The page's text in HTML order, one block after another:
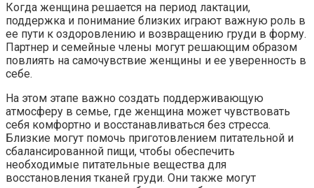
Когда женщина решается на период лактации,
поддержка и понимание близких играют важную роль в
ее пути к оздоровлению и возвращению груди в форму.
Партнер и семейные члены могут решающим образом
повлиять на самочувствие женщины и ее уверенность в
себе.
На этом этапе важно создать поддерживающую
атмосферу в семье, где женщина может чувствовать
себя комфортно и восстанавливаться без стресса.
Близкие могут помочь приготовлением питательной и
сбалансированной пищи, чтобы обеспечить
необходимые питательные вещества для
восстановления тканей груди. Они также могут